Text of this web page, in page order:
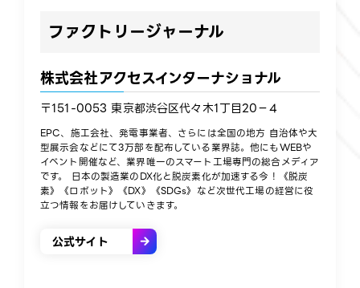
ファクトリージャーナル
株式会社アクセスインターナショナル
〒151-0053 東京都渋谷区代々木1丁目20−4
EPC、施工会社、発電事業者、さらには全国の地方 自治体や大
型展示会などにて3万部を配布している業界誌。他にもWEBや
イベント開催など、業界唯一のスマート工場専門の総合メディア
です。 日本の製造業のDX化と脱炭素化が加速する今！《脱炭
素》《ロボット》《DX》《SDGs》など次世代工場の経営に役
立つ情報をお届けしていきます。
公式サイト